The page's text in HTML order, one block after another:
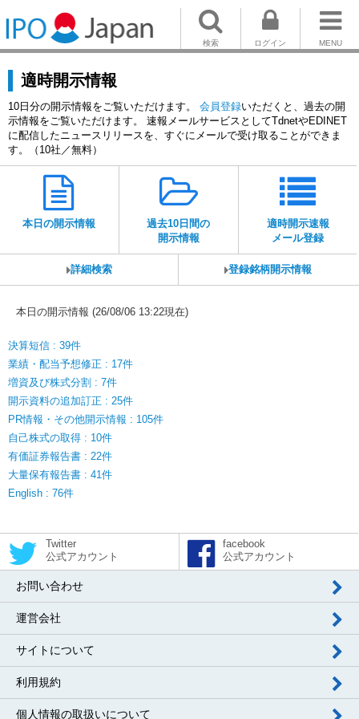
MENU
ログイン
検索
適時開示情報
10日分の開示情報をご覧いただけます。 会員登録いただくと、過去の開
示情報をご覧いただけます。 速報メールサービスとしてTdnetやEDINET
に配信したニュースリリースを、すぐにメールで受け取ることができま
す。（10社／無料）
本日の開示情報
過去10日間の
開示情報
適時開示速報
メール登録
詳細検索 登録銘柄開示情報
本日の開示情報 (26/08/06 13:22現在)
決算短信 : 39件
業績・配当予想修正 : 17件
増資及び株式分割 : 7件
開示資料の追加訂正 : 25件
PR情報・その他開示情報 : 105件
自己株式の取得 : 10件
有価証券報告書 : 22件
大量保有報告書 : 41件
English : 76件
Twitter
公式アカウント
facebook
公式アカウント
お問い合わせ
運営会社
サイトについて
利用規約
個人情報の取扱いについて